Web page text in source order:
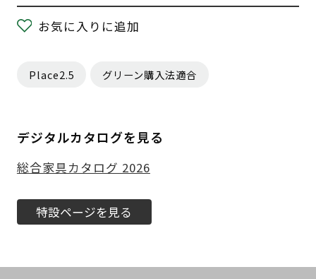
お気に入りに追加
Place2.5 グリーン購入法適合
デジタルカタログを見る
総合家具カタログ 2026
特設ページを見る